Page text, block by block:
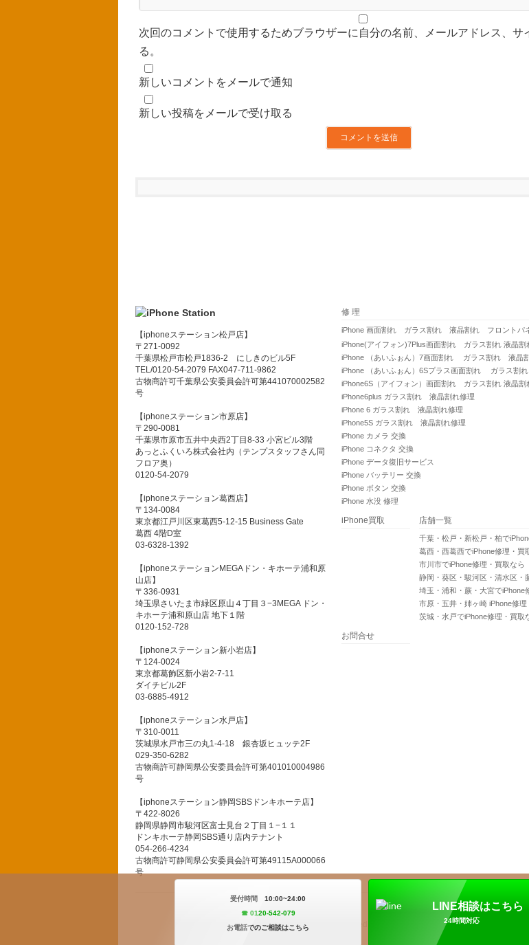
次回のコメントで使用するためブラウザーに自分の名前、メールアドレス、サ
る。
新しいコメントをメールで通知
新しい投稿をメールで受け取る
受付時間 10:00~24:00
☎︎ 0120-542-079
お電話でのご相談はこちら
LINE相談はこちら
24時間対応
【iphoneステーション松戸店】
〒271-0092
千葉県松戸市松戸1836-2 にしきのビル5F
TEL/0120-54-2079 FAX047-711-9862
古物商許可千葉県公安委員会許可第441070002582
号
【iphoneステーション市原店】
〒290-0081
千葉県市原市五井中央西2丁目8-33 小宮ビル3階
あっとふくいろ株式会社内（テンプスタッフさん同
フロア奥）
0120-54-2079
【iphoneステーション葛西店】
〒134-0084
東京都江戸川区東葛西5-12-15 Business Gate
葛西 4階D室
03-6328-1392
【iphoneステーションMEGAドン・キホーテ浦和原
山店】
〒336-0931
埼玉県さいたま市緑区原山４丁目３−3MEGA ドン・
キホーテ浦和原山店 地下１階
0120-152-728
【iphoneステーション新小岩店】
〒124-0024
東京都葛飾区新小岩2-7-11
ダイチビル2F
03-6885-4912
【iphoneステーション水戸店】
〒310-0011
茨城県水戸市三の丸1-4-18 銀杏坂ヒュッテ2F
029-350-6282
古物商許可静岡県公安委員会許可第401010004986
号
【iphoneステーション静岡SBSドンキホーテ店】
〒422-8026
静岡県静岡市駿河区富士見台２丁目１−１１
ドンキホーテ静岡SBS通り店内テナント
054-266-4234
古物商許可静岡県公安委員会許可第49115A000066
号
修 理
iPhone 画面割れ ガラス割れ 液晶割れ フロントパ
iPhone(アイフォン)7Plus画面割れ ガラス割れ 液晶割
iPhone （あいふぉん）7画面割れ ガラス割れ 液晶
iPhone （あいふぉん）6Sプラス画面割れ ガラス割
iPhone6S（アイフォン）画面割れ ガラス割れ 液晶割
iPhone6plus ガラス割れ 液晶割れ修理
iPhone 6 ガラス割れ 液晶割れ修理
iPhone5S ガラス割れ 液晶割れ修理
iPhone カメラ 交換
iPhone コネクタ 交換
iPhone データ復旧サービス
iPhone バッテリー 交換
iPhone ボタン 交換
iPhone 水没 修理
iPhone買取 店舗一覧
千葉・松戸・新松戸・柏で
葛西・西葛西でiPhone修理・買
市川市でiPhone修理・買取な
静岡・葵区・駿河区・清水区・
埼玉・浦和・蕨・大宮でiPhone
市原・五井・姉ヶ崎 iPhone修理
茨城・水戸でiPhone修理・買取
お問合せ
Copyright © iPhone StationAll Rights
BizVektor Theme